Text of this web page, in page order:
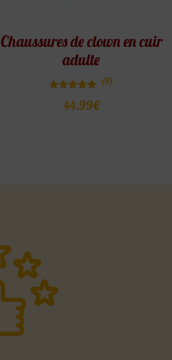
Chaussures de clown en cuir
adulte
5.00
(9)
44.99€